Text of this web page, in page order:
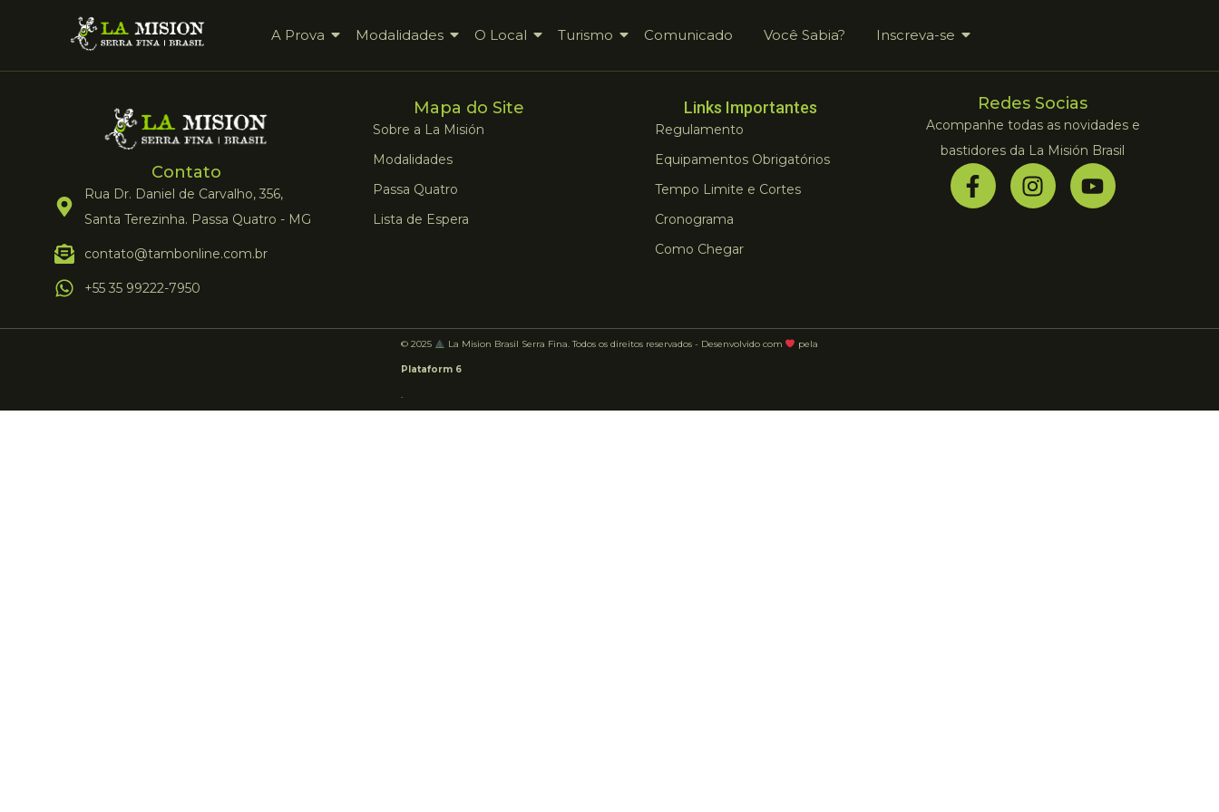
A Prova Modalidades O Local Turismo Comunicado Você Sabia? Inscreva-se
Contato
Rua Dr. Daniel de Carvalho, 356,
Santa Terezinha. Passa Quatro - MG
contato@tambonline.com.br
+55 35 99222-7950
Mapa do Site
Sobre a La Misión
Modalidades
Passa Quatro
Lista de Espera
Links Importantes
Regulamento
Equipamentos Obrigatórios
Tempo Limite e Cortes
Cronograma
Como Chegar
Redes Socias
Acompanhe todas as novidades e
bastidores da La Misión Brasil
© 2025 La Mision Brasil Serra Fina. Todos os direitos reservados - Desenvolvido com pela
Plataform 6
.